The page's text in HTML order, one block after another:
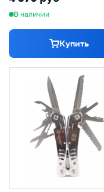
В наличии
Купить